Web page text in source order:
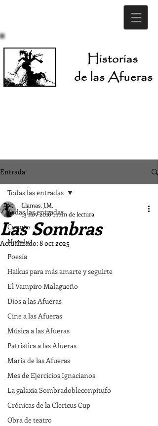
Entrada
Todas las entradas
Cuento
Novela
Poesía
Haikus para más amarte y seguirte
El Vampiro Malagueño
Dios a las Afueras
Cine a las Afueras
Música a las Afueras
Patrística a las Afueras
María de las Afueras
Mes de Ejercicios Ignacianos
La galaxia Sombradobleconpitufo
Crónicas de la Clericus Cup
Obra de teatro
Todas las entradas
Las Sombras
Llamas, J.M.
13 nov 20161 min de lectura
Actualizado:8 oct 2025